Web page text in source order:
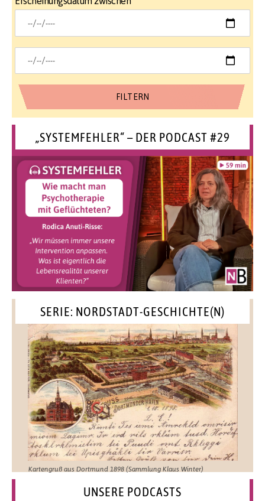
„SYSTEMFEHLER“ – DER PODCAST #29
SERIE: NORDSTADT-GESCHICHTE(N)
Kartengruß aus Dortmund 1898 (Sammlung Klaus Winter)
UNSERE PODCASTS